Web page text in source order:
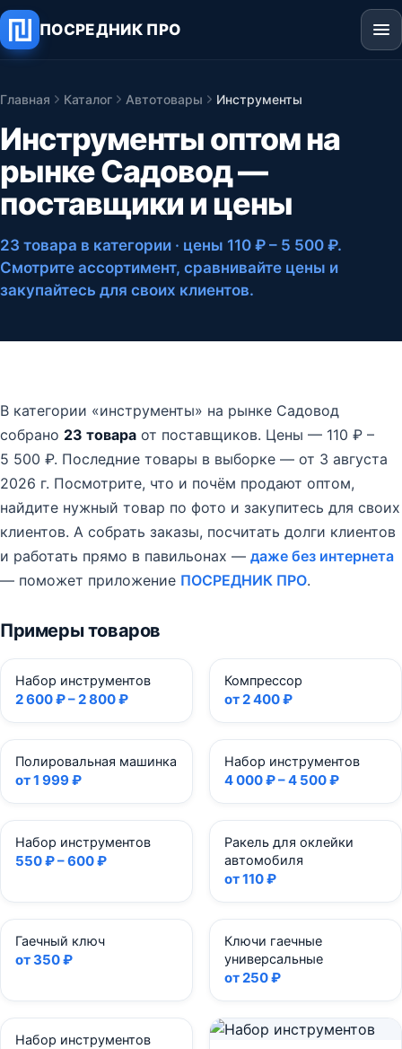
ПОСРЕДНИК ПРО
Главная Каталог Автотовары Инструменты
Инструменты оптом на
рынке Садовод —
поставщики и цены
23 товара в категории · цены 110 ₽ – 5 500 ₽.
Смотрите ассортимент, сравнивайте цены и
закупайтесь для своих клиентов.
В категории «инструменты» на рынке Садовод
собрано 23 товара от поставщиков. Цены — 110 ₽ –
5 500 ₽. Последние товары в выборке — от 3 августа
2026 г. Посмотрите, что и почём продают оптом,
найдите нужный товар по фото и закупитесь для своих
клиентов. А собрать заказы, посчитать долги клиентов
и работать прямо в павильонах — даже без интернета
— поможет приложение ПОСРЕДНИК ПРО.
Примеры товаров
Набор инструментов
2 600 ₽ – 2 800 ₽
Компрессор
от 2 400 ₽
Полировальная машинка
от 1 999 ₽
Набор инструментов
4 000 ₽ – 4 500 ₽
Набор инструментов
550 ₽ – 600 ₽
Ракель для оклейки
автомобиля
от 110 ₽
Гаечный ключ
от 350 ₽
Ключи гаечные
универсальные
от 250 ₽
Набор инструментов